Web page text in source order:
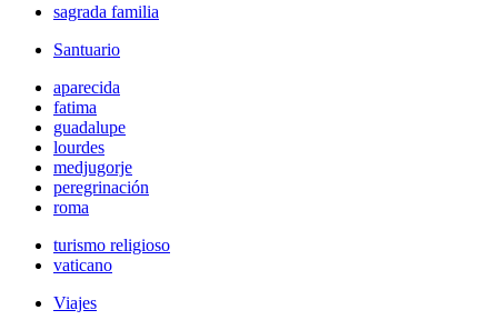
sagrada familia
Santuario
aparecida
fatima
guadalupe
lourdes
medjugorje
peregrinación
roma
turismo religioso
vaticano
Viajes